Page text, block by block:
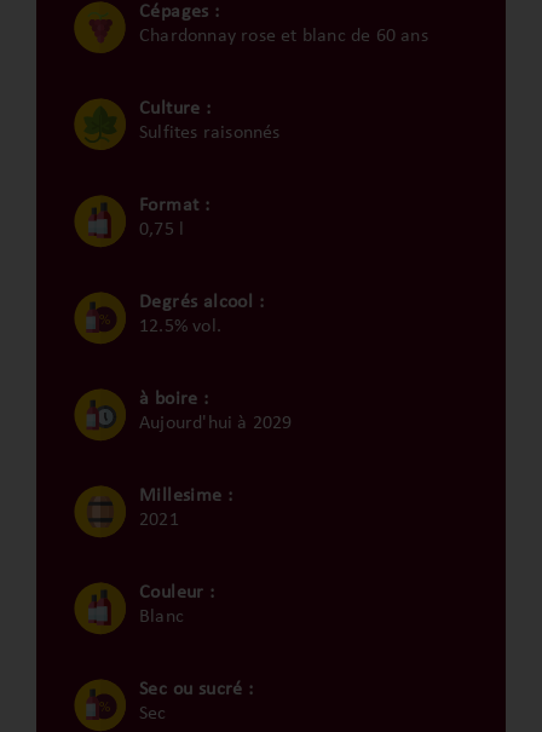
Cépages :
Chardonnay rose et blanc de 60 ans
Culture :
Sulfites raisonnés
Format :
0,75 l
Degrés alcool :
12.5% vol.
à boire :
Aujourd'hui à 2029
Millesime :
2021
Couleur :
Blanc
Sec ou sucré :
Sec